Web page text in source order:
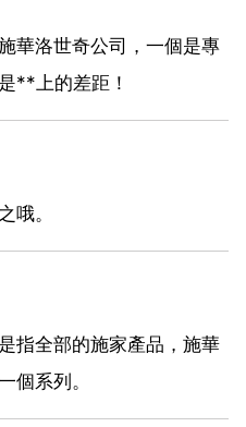
華洛世奇公司，一個是專
**上的差距！
哦。
指全部的施家產品，施華
個系列。